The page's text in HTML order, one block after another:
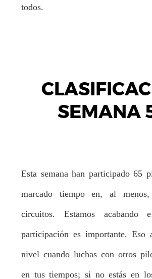
todos.
SEMANA
Esta semana han participado 65
marcado tiempo en, al
circuitos. Estamos
participación es importante. Eso
nivel cuando luchas con otros
en tus tiempos; si no estás en